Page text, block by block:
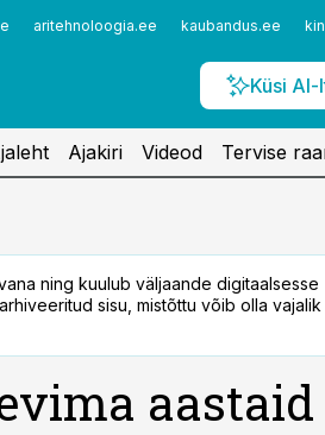
aritehnoloogia.ee kaubandus.ee
Küsi AI-
Ajakiri Videod Tervise
ning kuulub väljaande digitaalsesse
sisu, mistõttu võib olla vajalik
aastaid